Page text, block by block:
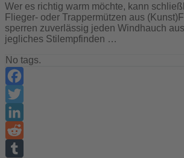
Wer es richtig warm möchte, kann
Flieger- oder Trappermützen aus
sperren zuverlässig jeden Windhauch
jegliches Stilempfinden …
No tags.
Facebook
Twitter
LinkedIn
Reddit